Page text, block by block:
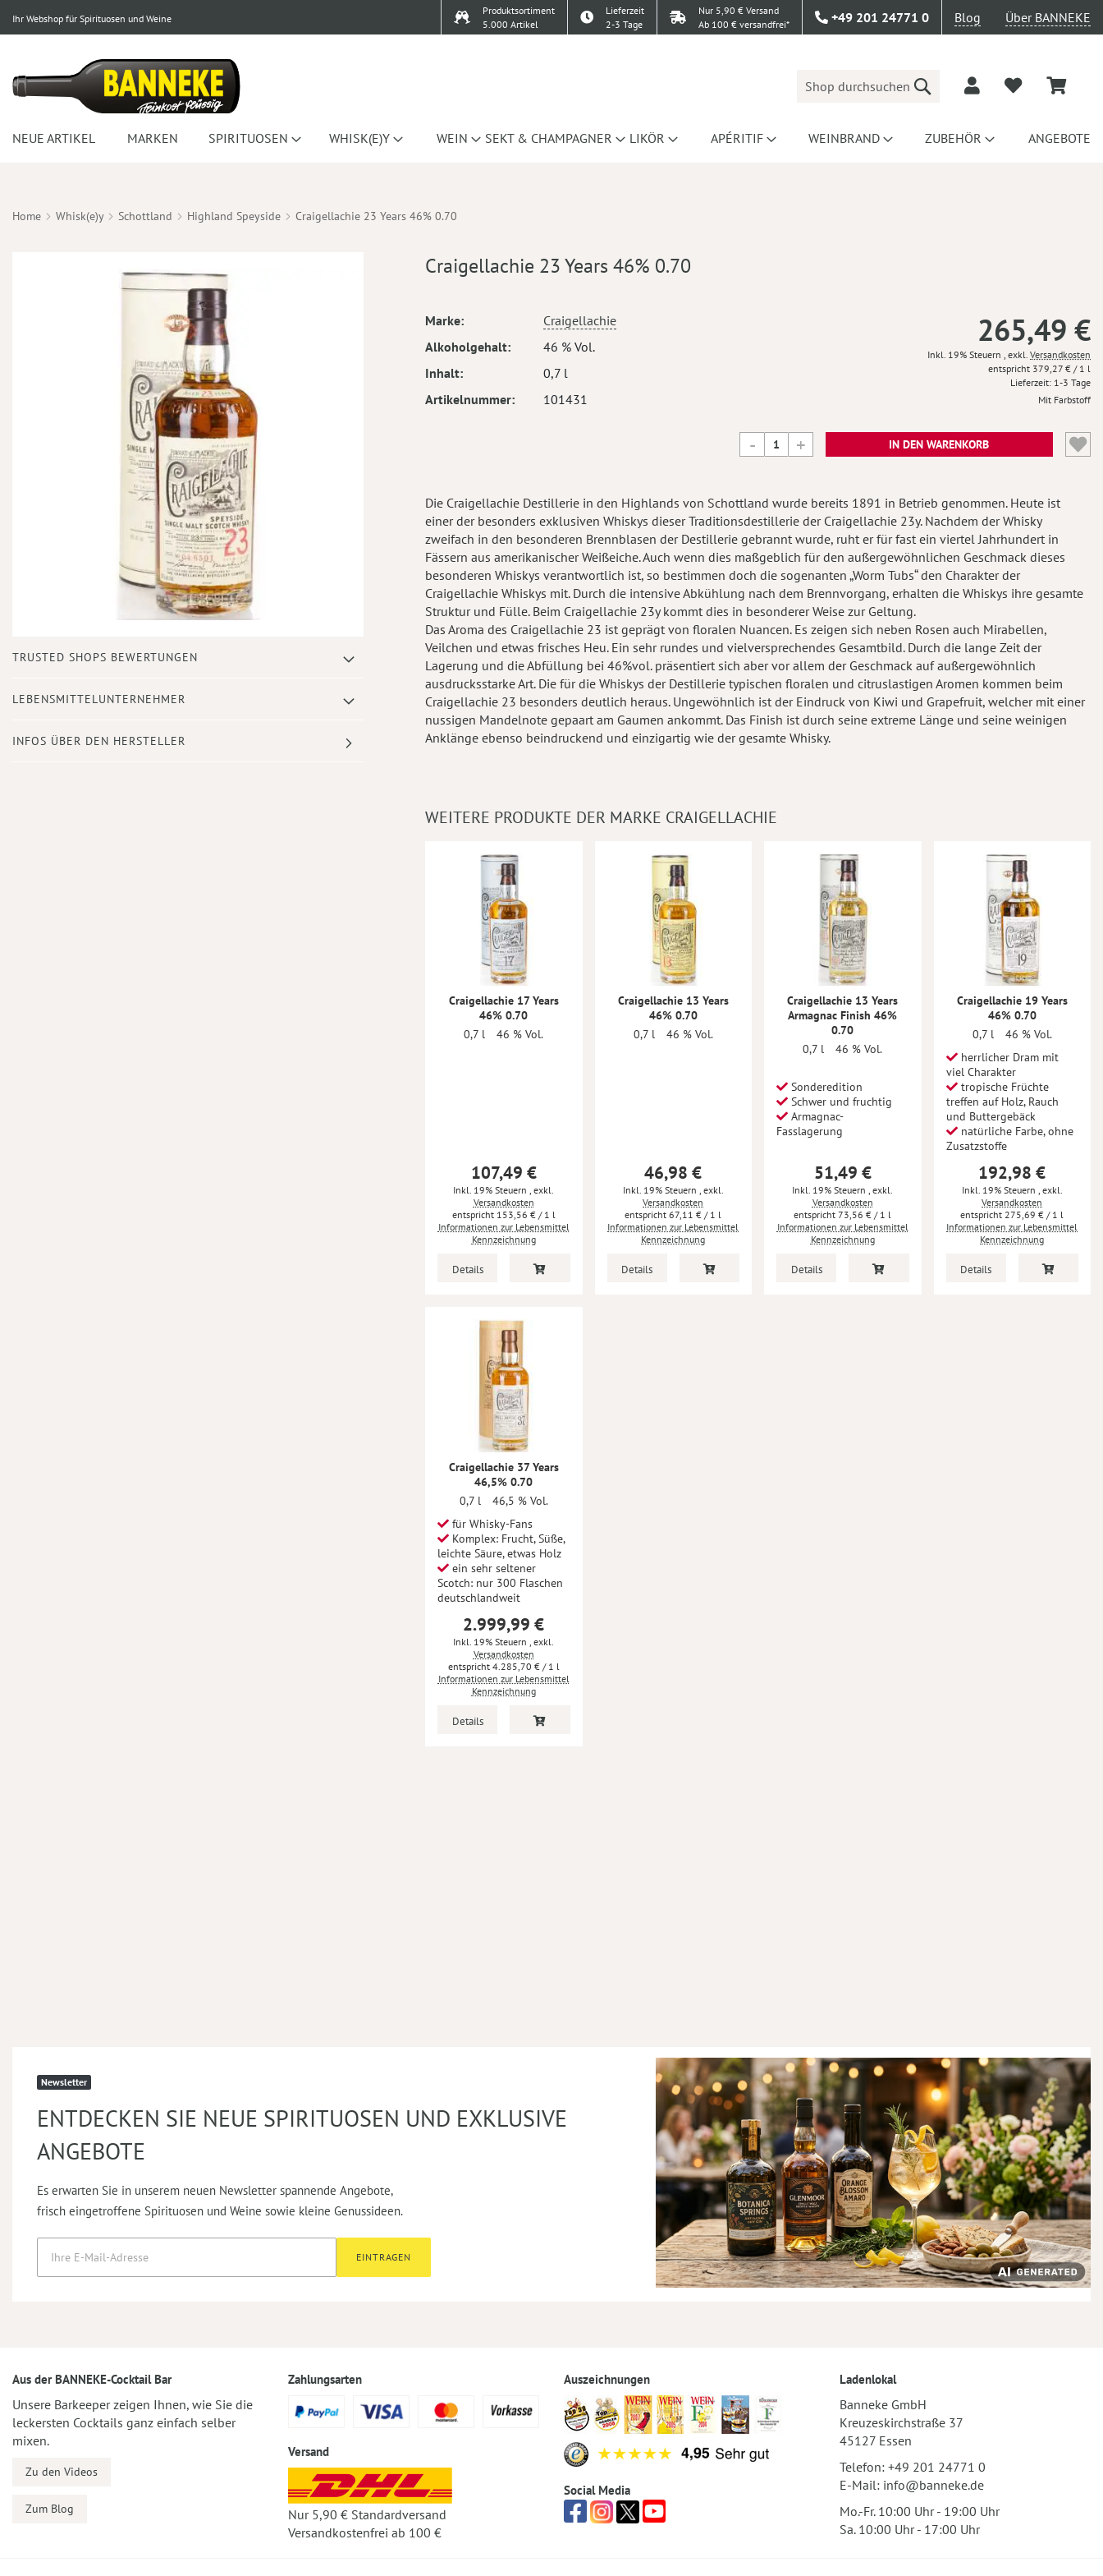
Ihr Webshop für Spirituosen und Weine
Produktsortiment
5.000 Artikel
Lieferzeit
2-3 Tage
Nur 5,90 € Versand
Ab 100 € versandfrei*
+49 201 24771 0 Blog Über BANNEKE
Suche
NEUE ARTIKEL MARKEN SPIRITUOSEN WHISK(E)Y WEIN SEKT & CHAMPAGNER LIKÖR APÉRITIF WEINBRAND ZUBEHÖR ANGEBOTE
Home Whisk(e)y Schottland Highland Speyside Craigellachie 23 Years 46% 0.70
Anfang
Bildergalerie
TRUSTED SHOPS BEWERTUNGEN
LEBENSMITTELUNTERNEHMER
INFOS ÜBER DEN HERSTELLER
Craigellachie 23 Years 46% 0.70
Mehr
Marke
Craigellachie
Alkoholgehalt
46 % Vol.
Inhalt
0,7 l
Artikelnummer
101431
265,49 €
Inkl. 19% Steuern , exkl. Versandkosten
379,27 € / 1 l
Lieferzeit 1-3 Tage
Mit Farbstoff
IN DEN WARENKORB
Die Craigellachie Destillerie in den Highlands von Schottland wurde bereits 1891 in Betrieb genommen. Heute ist
einer der besonders exklusiven Whiskys dieser Traditionsdestillerie der Craigellachie 23y. Nachdem der Whisky
zweifach in den besonderen Brennblasen der Destillerie gebrannt wurde, ruht er für fast ein viertel Jahrhundert in
Fässern aus amerikanischer Weißeiche. Auch wenn dies maßgeblich für den außergewöhnlichen Geschmack dieses
besonderen Whiskys verantwortlich ist, so bestimmen doch die sogenanten „Worm Tubs“ den Charakter der
Craigellachie Whiskys mit. Durch die intensive Abkühlung nach dem Brennvorgang, erhalten die Whiskys ihre gesamte
Struktur und Fülle. Beim Craigellachie 23y kommt dies in besonderer Weise zur Geltung.
Das Aroma des Craigellachie 23 ist geprägt von floralen Nuancen. Es zeigen sich neben Rosen auch Mirabellen,
Veilchen und etwas frisches Heu. Ein sehr rundes und vielversprechendes Gesamtbild. Durch die lange Zeit der
Lagerung und die Abfüllung bei 46%vol. präsentiert sich aber vor allem der Geschmack auf außergewöhnlich
ausdrucksstarke Art. Die für die Whiskys der Destillerie typischen floralen und citruslastigen Aromen kommen beim
Craigellachie 23 besonders deutlich heraus. Ungewöhnlich ist der Eindruck von Kiwi und Grapefruit, welcher mit einer
nussigen Mandelnote gepaart am Gaumen ankommt. Das Finish ist durch seine extreme Länge und seine weinigen
Anklänge ebenso beindruckend und einzigartig wie der gesamte Whisky.
WEITERE PRODUKTE DER MARKE CRAIGELLACHIE
Craigellachie 17 Years
46% 0.70
0,7 l
46 % Vol.
107,49 €
Inkl. 19% Steuern, exkl.
Versandkosten
153,56 €/ 1 l
Informationen zur Lebensmittel
Kennzeichnung
Details
Craigellachie 13 Years
46% 0.70
0,7 l
46 % Vol.
46,98 €
Inkl. 19% Steuern , exkl.
Versandkosten
67,11 € / 1 l
Informationen zur Lebensmittel
Kennzeichnung
Details
Craigellachie 13 Years
Armagnac Finish 46%
0.70
0,7 l
46 % Vol.
Sonderedition
Schwer und fruchtig
Armagnac-
Fasslagerung
51,49 €
Inkl. 19% Steuern, exkl.
Versandkosten
73,56 € / 1 l
Informationen zur Lebensmittel
Kennzeichnung
Details
Craigellachie 19 Years
46% 0.70
0,7 l
46 % Vol.
herrlicher Dram mit
viel Charakter
tropische Früchte
treffen auf Holz, Rauch
und Buttergebäck
natürliche Farbe, ohne
Zusatzstoffe
192,98 €
Inkl. 19% Steuern , exkl.
Versandkosten
275,69 € / 1 l
Informationen zur Lebensmittel
Kennzeichnung
Details
Craigellachie 37 Years
46,5% 0.70
0,7 l
46,5 % Vol.
für Whisky-Fans
Komplex: Frucht, Süße,
leichte Säure, etwas Holz
ein sehr seltener
Scotch: nur 300 Flaschen
deutschlandweit
2.999,99 €
Inkl. 19% Steuern
exkl.
Versandkosten
4.285,70 € / 1 l
Informationen zur Lebensmittel
Kennzeichnung
Details
Newsletter
ENTDECKEN SIE NEUE SPIRITUOSEN UND EXKLUSIVE
ANGEBOTE
Es erwarten Sie in unserem neuen Newsletter spannende Angebote,
frisch eingetroffene Spirituosen und Weine sowie kleine Genussideen.
EINTRAGEN
Aus der BANNEKE-Cocktail Bar
Unsere Barkeeper zeigen Ihnen, wie Sie die
leckersten Cocktails ganz einfach selber
mixen.
Zu den Videos
Zum Blog
Zahlungsarten
Versand
Nur 5,90 € Standardversand
Versandkostenfrei ab 100 €
Auszeichnungen
Social Media
Ladenlokal
Banneke GmbH
Kreuzeskirchstraße 37
45127 Essen
Telefon: +49 201 24771 0
E-Mail: info@banneke.de
Mo.-Fr. 10:00 Uhr - 19:00 Uhr
Sa. 10:00 Uhr - 17:00 Uhr